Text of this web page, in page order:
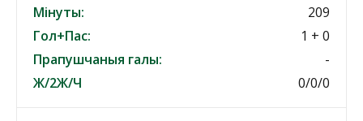
Мінуты:
209
Гол+Пас:
1 + 0
Прапушчаныя галы:
-
Ж/2Ж/Ч
0/0/0